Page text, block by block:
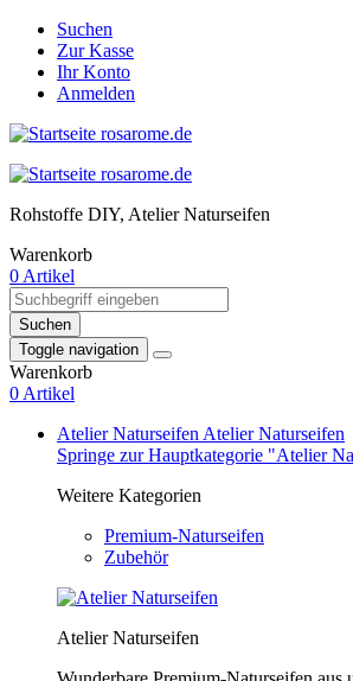
Suchen
Zur Kasse
Ihr Konto
Anmelden
Rohstoffe DIY, Atelier Naturseifen
Warenkorb
0 Artikel
Suchen
Toggle navigation
Warenkorb
0 Artikel
Atelier Naturseifen Atelier Naturseifen
Springe zur Hauptkategorie "Atelier
Weitere Kategorien
Premium-Naturseifen
Zubehör
Atelier Naturseifen